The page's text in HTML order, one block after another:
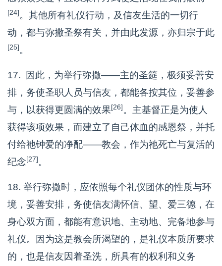
[24]。其他所有礼仪行动，及信友生活的一切行
动，都与弥撒圣祭有关，并由此发源，亦归宗于此
[25]。
17. 因此，为举行弥撒——主的圣筵，极须妥善安
排，务使圣职人员与信友，都能各按其位，妥善参
与，以获得更圆满的效果[26]。主基督正是为使人
获得该项效果，而建立了自己体血的感恩祭，并托
付给祂钟爱的净配——教会，作为祂死亡与复活的
纪念[27]。
18. 举行弥撒时，应依照每个礼仪团体的性质与环
境，妥善安排，务使信友满怀信、望、爱三德，在
身心双方面，都能有意识地、主动地、完备地参与
礼仪。因为这是教会所渴望的，是礼仪本质所要求
的，也是信友因着圣洗，所具有的权利和义务